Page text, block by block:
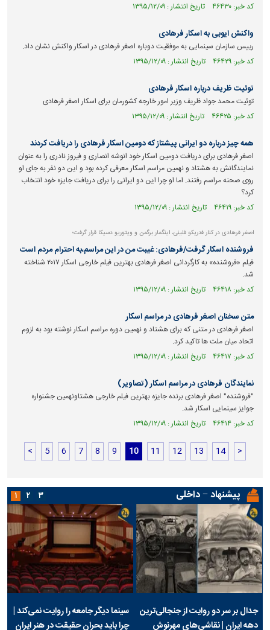
کد خبر: ۴۶۴۳۰ تاریخ انتشار : ۱۳۹۵/۱۲/۰۹
واکنش ایوبی به اسکار فرهادی
رییس سازمان سینمایی به موفقیت دوباره اصغر فرهادی در اسکار واکنش نشان داد.
کد خبر: ۴۶۴۲۹ تاریخ انتشار : ۱۳۹۵/۱۲/۰۹
توئیت ظریف درباره اسکار فرهادی
توئیت محمد جواد ظریف وزیر امور خارجه کشورمان برای اسکار اصغر فرهادی
کد خبر: ۴۶۴۲۵ تاریخ انتشار : ۱۳۹۵/۱۲/۰۹
همه چیز درباره دو ایرانی پیشتاز که دومین اسکار فرهادی را دریافت کردند
اصغر فرهادی برای دریافت دومین اسکار خود انوشه انصاری و فیروز نادری را به عنوان
نمایندگانش به هشتاد و نهمین مراسم اسکار معرفی کرده بود و این دو نفر به جای او
روی صحنه مراسم رفتند. اما او چرا این دو ایرانی را برای دریافت جایزه خود انتخاب
کرد؟
کد خبر: ۴۶۴۱۹ تاریخ انتشار : ۱۳۹۵/۱۲/۰۹
اصغر فرهادی در کنار فدریکو فلینی، اینگمار برگمن و ویتوریو دسیکا قرار گرفت؛
فروشنده اسکار گرفت/فرهادی: غیبت من در این مراسم،به احترام مردم است
فیلم «فروشنده» به کارگردانی اصغر فرهادی بهترین فیلم خارجی اسکار ۲۰۱۷ شناخته
شد.
کد خبر: ۴۶۴۱۸ تاریخ انتشار : ۱۳۹۵/۱۲/۰۹
متن سخنان اصغر فرهادی در مراسم اسکار
اصغر فرهادی در متنی که برای هشتاد و نهمین دوره مراسم اسکار نوشته بود به لزوم
اتحاد میان ملت ها تاکید کرد.
کد خبر: ۴۶۴۱۷ تاریخ انتشار : ۱۳۹۵/۱۲/۰۹
نمایندگان فرهادی در مراسم اسکار (تصاویر)
"فروشنده" اصغر فرهادی برنده جایزه بهترین فیلم خارجی هشتاونهمین جشنواره
جوایز سینمایی اسکار شد.
کد خبر: ۴۶۴۱۴ تاریخ انتشار : ۱۳۹۵/۱۲/۰۹
< 5 6 7 8 9 10 11 12 13 14 >
پیشنهاد − داخلی
جدال بر سر دو روایت از جنجالی‌ترین
دهه ایران | نقاشی‌های مهرنوش
سینما دیگر جامعه را روایت نمی‌کند |
چرا باید بحران حقیقت در هنر ایران
۱ ۲ ۳